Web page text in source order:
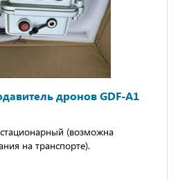
дронов GDF-A1
(вoзмoжнa
нa тpaнспopте).